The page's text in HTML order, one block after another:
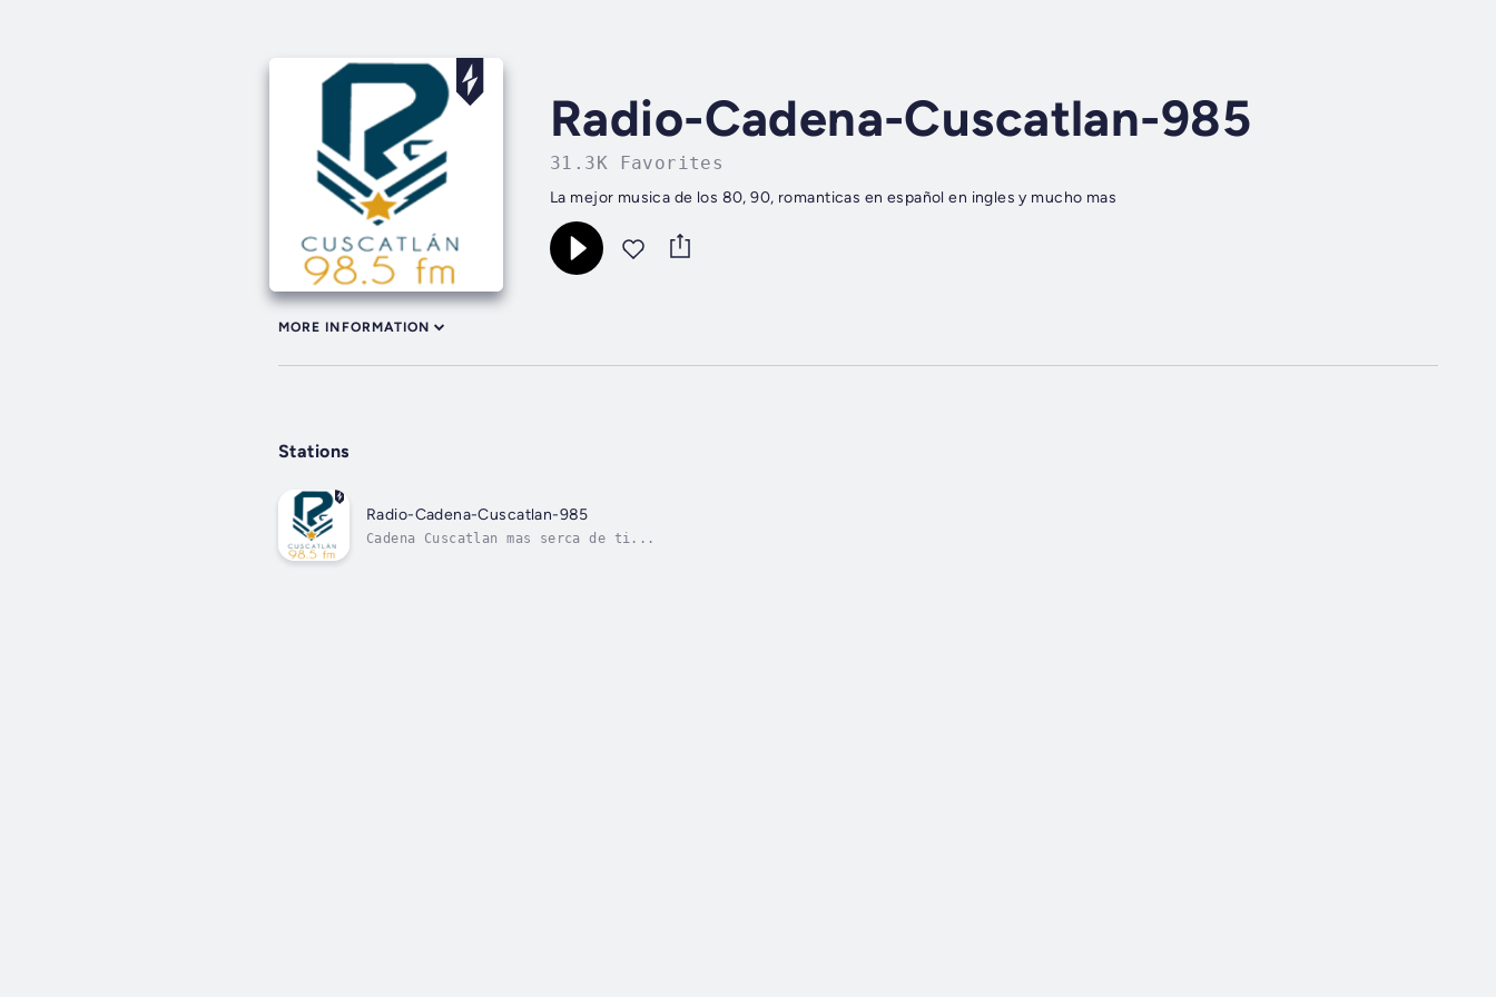
Radio-Cadena-Cuscatlan-985
31.3K Favorites
La mejor musica de los 80, 90, romanticas en español en ingles y mucho mas
MORE INFORMATION
Stations
Radio-Cadena-Cuscatlan-985
Cadena Cuscatlan mas serca de ti...